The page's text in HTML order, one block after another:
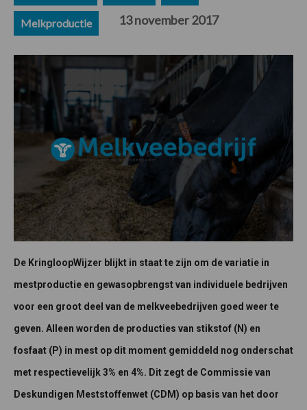
Melkproductie 13 november 2017
De KringloopWijzer blijkt in staat te zijn om de variatie in
mestproductie en gewasopbrengst van individuele bedrijven
voor een groot deel van de melkveebedrijven goed weer te
geven. Alleen worden de producties van stikstof (N) en
fosfaat (P) in mest op dit moment gemiddeld nog onderschat
met respectievelijk 3% en 4%. Dit zegt de Commissie van
Deskundigen Meststoffenwet (CDM) op basis van het door